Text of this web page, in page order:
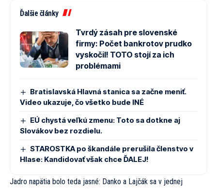
Ďalšie články
Tvrdý zásah pre slovenské
firmy: Počet bankrotov prudko
vyskočil! TOTO stojí za ich
problémami
Bratislavská Hlavná stanica sa začne meniť.
Video ukazuje, čo všetko bude INÉ
EÚ chystá veľkú zmenu: Toto sa dotkne aj
Slovákov bez rozdielu.
STAROSTKA po škandále prerušila členstvo v
Hlase: Kandidovať však chce ĎALEJ!
Jadro napätia bolo teda jasné: Danko a Lajčák sa v jednej